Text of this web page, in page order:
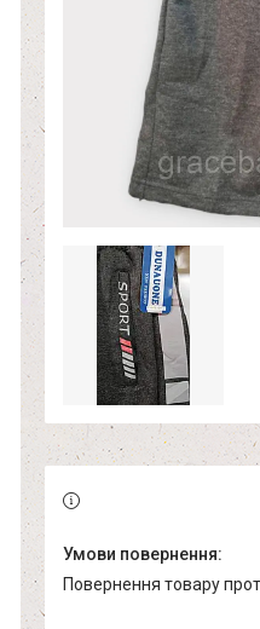
повернення товару